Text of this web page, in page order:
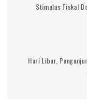
Stimulus Fiskal
Hari Libur,